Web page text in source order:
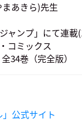
あきら)先生
ャンプ」にて連載
コミックス
34巻（完全版）
公式サイト